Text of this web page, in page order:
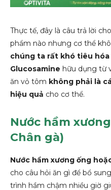
Thực tế, đây là câu trả lời
phẩm nào nhưng cơ thể
chúng ta rất khó tiêu
Glucosamine hữu dụng từ
ăn vỏ tôm không phải là
hiệu quả cho cơ thể.
Nước hầm
Chân gà)
Nước hầm xương ống
cho câu hỏi ăn gì để bổ
trình hầm chậm nhiều giờ